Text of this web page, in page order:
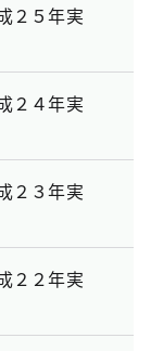
２５年実
２４年実
２３年実
２２年実